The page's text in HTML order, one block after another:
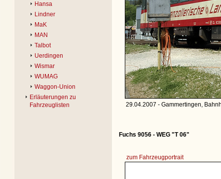
Hansa
Lindner
MaK
MAN
Talbot
Uerdingen
Wismar
WUMAG
Waggon-Union
Erläuterungen zu
Fahrzeuglisten
29.04.2007 - Gammertingen,
Fuchs 9056 - WEG "T 06"
zum Fahrzeugportrait